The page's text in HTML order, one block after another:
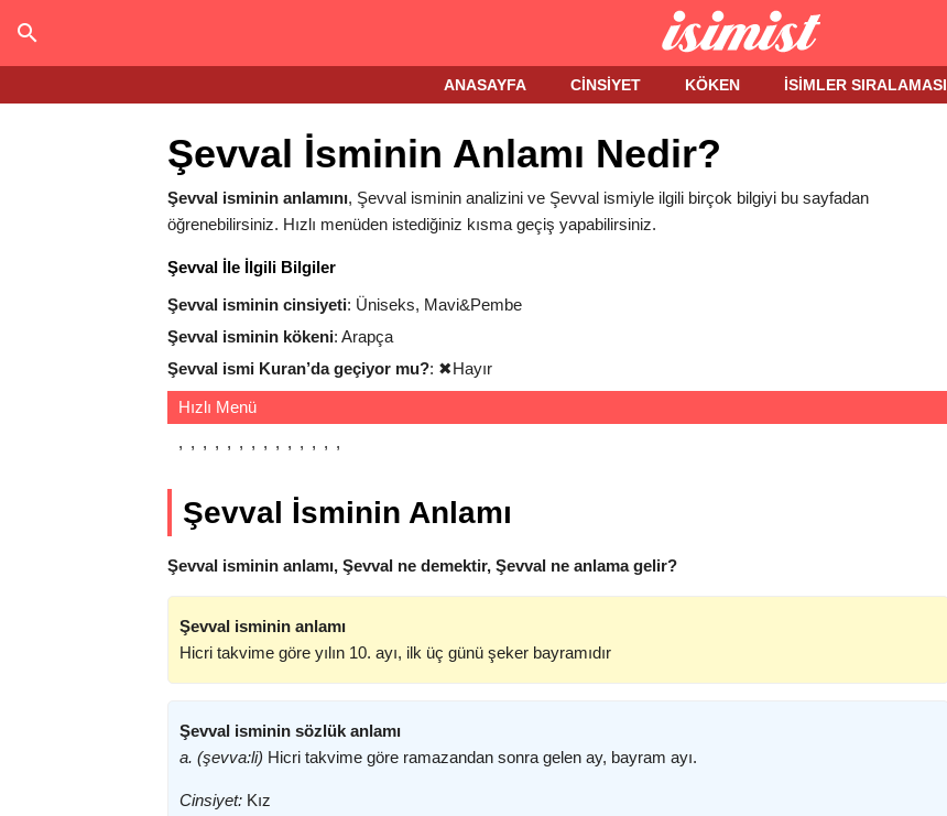
ANASAYFA CINSIYET KÖKEN İSIMLER SIRALAMASI
Şevval İsminin Anlamı Nedir?
Şevval isminin anlamını, Şevval isminin analizini ve Şevval ismiyle ilgili birçok bilgiyi bu sayfadan
öğrenebilirsiniz. Hızlı menüden istediğiniz kısma geçiş yapabilirsiniz.
Şevval İle İlgili Bilgiler
Şevval isminin cinsiyeti: Üniseks, Mavi&Pembe
Şevval isminin kökeni: Arapça
Şevval ismi Kuran’da geçiyor mu?: ✖Hayır
Hızlı Menü
Şevval İsminin Anlamı
Şevval isminin anlamı, Şevval ne demektir, Şevval ne anlama gelir?
Şevval isminin anlamı
Hicri takvime göre yılın 10. ayı, ilk üç günü şeker bayramıdır
Şevval isminin sözlük anlamı
a. (şevva:li) Hicri takvime göre ramazandan sonra gelen ay, bayram ayı.
Cinsiyet: Kız